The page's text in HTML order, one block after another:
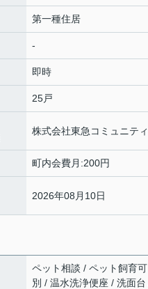
第一種住居
-
即時
25戸
株式会社東急コミュニテ
町内会費月:200円
2026年08月10日
ペット相談 / ペット飼育
別 / 温水洗浄便座 / 洗面